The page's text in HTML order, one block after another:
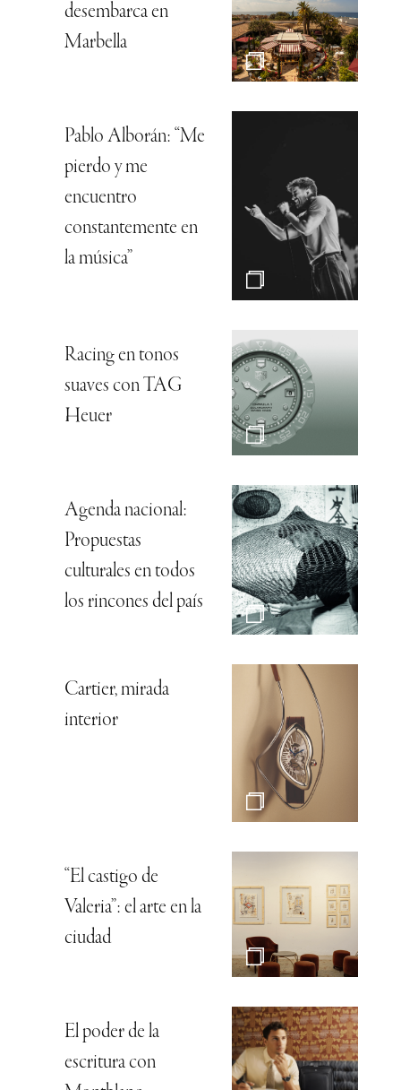
desembarca en
Marbella
Pablo Alborán: “Me
pierdo y me
encuentro
constantemente en
la música”
Racing en tonos
suaves con TAG
Heuer
Agenda nacional:
Propuestas
culturales en todos
los rincones del país
Cartier, mirada
interior
“El castigo de
Valeria”: el arte en la
ciudad
El poder de la
escritura con